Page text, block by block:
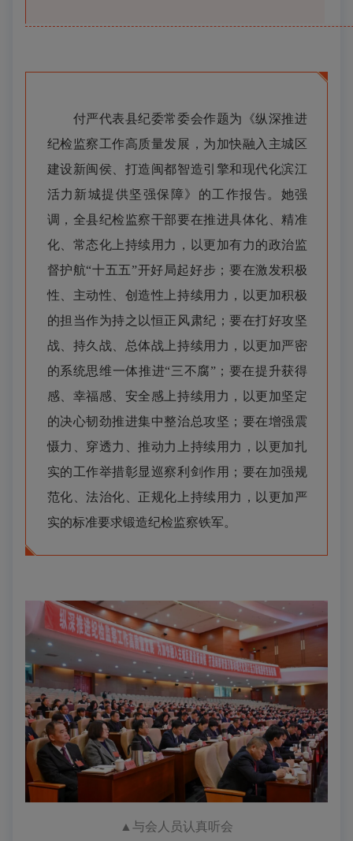
付严代表县纪委常委会作题为《纵深推进
纪检监察工作高质量发展，为加快融入主城区
建设新闽侯、打造闽都智造引擎和现代化滨江
活力新城提供坚强保障》的工作报告。她强
调，全县纪检监察干部要在推进具体化、精准
化、常态化上持续用力，以更加有力的政治监
督护航“十五五”开好局起好步；要在激发积极
性、主动性、创造性上持续用力，以更加积极
的担当作为持之以恒正风肃纪；要在打好攻坚
战、持久战、总体战上持续用力，以更加严密
的系统思维一体推进“三不腐”；要在提升获得
感、幸福感、安全感上持续用力，以更加坚定
的决心韧劲推进集中整治总攻坚；要在增强震
慑力、穿透力、推动力上持续用力，以更加扎
实的工作举措彰显巡察利剑作用；要在加强规
范化、法治化、正规化上持续用力，以更加严
实的标准要求锻造纪检监察铁军。
▲ 与会人员认真听会